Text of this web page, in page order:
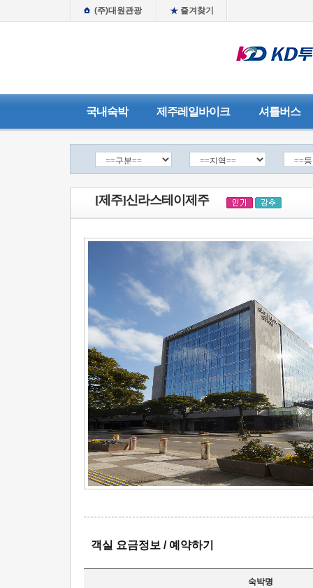
(주)대원관광 즐겨찾기
국내숙박 제주레일바이크 셔틀버스
[제주]신라스테이제주
객실 요금정보 / 예약하기
숙박명